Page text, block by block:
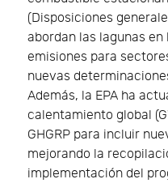
(Disposiciones
abordan las lagunas
emisiones para
nuevas
Además, la EPA ha
calentamiento global
GHGRP para incluir
mejorando la
implementación del